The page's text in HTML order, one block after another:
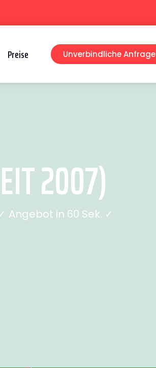
Preise Unverbindliche Anfrage
2007)
Angebot in 60 Sek. ✓